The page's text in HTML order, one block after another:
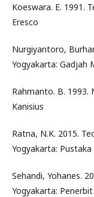
Koeswara. E. 1991.
Eresco
Nurgiyantoro,
Yogyakarta: Gadjah
Rahmanto. B. 1993.
Kanisius
Ratna, N.K. 2015.
Yogyakarta: Pustaka
Sehandi, Yohanes.
Yogyakarta: